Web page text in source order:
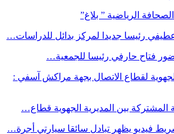
الرياضية ” بلاغ”
عطيفي رئيسا جديدا لمركز بدائل للدراسات…
فتاح حارفي رئيسا للجمعية…
لقطاع الاتصال بجهة مراكش آسفي :
المشتركة بين المديرية الجهوية قطاع…
فيديو يظهر تبادل سائقا سيارتي أجرة…